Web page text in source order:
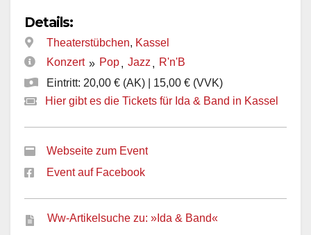
Details:
Theaterstübchen, Kassel
Konzert » Pop, Jazz, R'n'B
Eintritt: 20,00 € (AK) | 15,00 € (VVK)
Hier gibt es die Tickets für Ida & Band in Kassel
Webseite zum Event
Event auf Facebook
Ww-Artikelsuche zu: »Ida & Band«